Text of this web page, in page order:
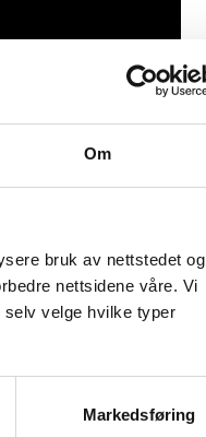
Om
bruk av nettstedet
nettsidene våre. Vi
selv velge hvilke typer
Markedsføring
ta noen